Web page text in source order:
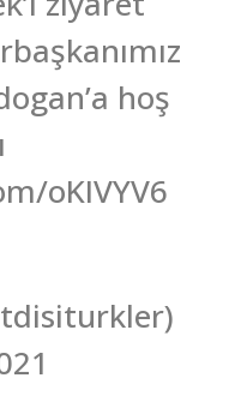
hoş
oKIVYV6